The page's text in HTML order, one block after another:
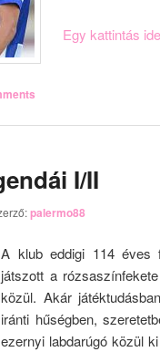
Egy kattintás
I/II
palermo88
A klub eddigi 114 éves
játszott a
közül. Akár
iránti hűségben,
ezernyi labdarúgó közül